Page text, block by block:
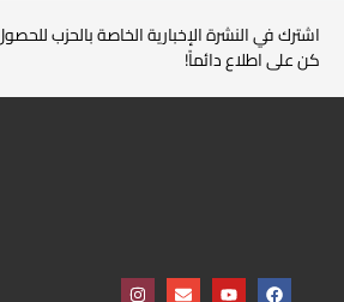
اشترك في النشرة الإخبارية الخاصة بالحزب
كن على اطلاع دائماً!